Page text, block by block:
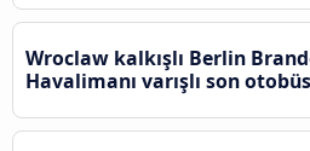
Wroclaw kalkışlı Berlin
Havalimanı varışlı son